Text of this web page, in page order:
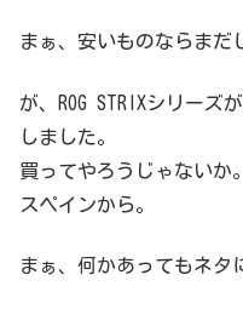
まぁ、安いものならまだ
が、ROG STRIXシリーズ
しました。
買ってやろうじゃないか。
スペインから。
まぁ、何かあってもネタ